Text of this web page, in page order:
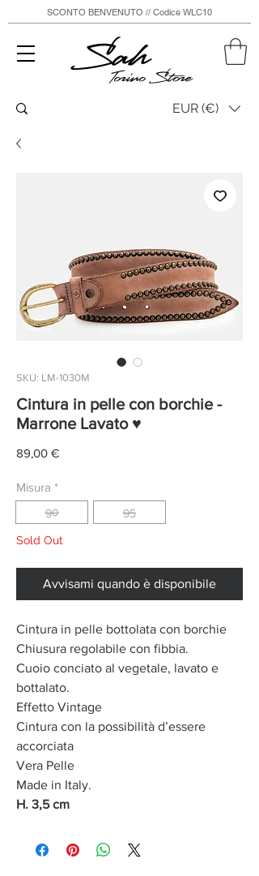
Sah
Torino Store
SCONTO BENVENUTO // Codice WLC10
EUR (€)
SKU: LM-1030M
Cintura in pelle con borchie -
Marrone Lavato ♥
89,00 €Prezzo
Misura *
90 95
Sold Out
Avvisami quando è disponibile
Cintura in pelle bottolata con borchie
Chiusura regolabile con fibbia.
Cuoio conciato al vegetale, lavato e
bottalato.
Effetto Vintage
Cintura con la possibilità d’essere
accorciata
Vera Pelle
Made in Italy.
H. 3,5 cm